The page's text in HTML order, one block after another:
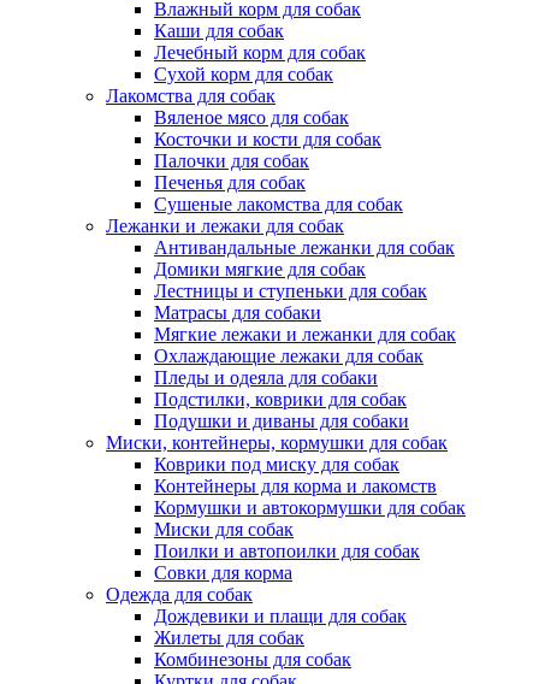
Влажный корм для собак
Каши для собак
Лечебный корм для собак
Сухой корм для собак
Лакомства для собак
Вяленое мясо для собак
Косточки и кости для собак
Палочки для собак
Печенья для собак
Сушеные лакомства для собак
Лежанки и лежаки для собак
Антивандальные лежанки для собак
Домики мягкие для собак
Лестницы и ступеньки для собак
Матрасы для собаки
Мягкие лежаки и лежанки для собак
Охлаждающие лежаки для собак
Пледы и одеяла для собаки
Подстилки, коврики для собак
Подушки и диваны для собаки
Миски, контейнеры, кормушки для собак
Коврики под миску для собак
Контейнеры для корма и лакомств
Кормушки и автокормушки для собак
Миски для собак
Поилки и автопоилки для собак
Совки для корма
Одежда для собак
Дождевики и плащи для собак
Жилеты для собак
Комбинезоны для собак